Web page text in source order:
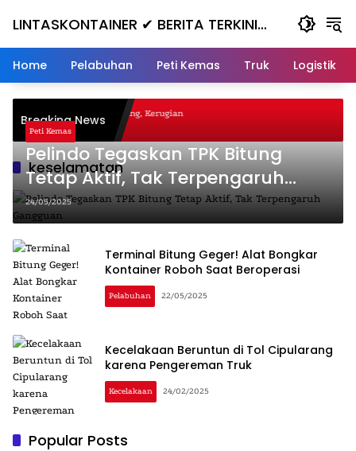
LINTASKONTAINER ✔ BERITA TERKINI
KONTAINER TERBARU HARI INI
Home Pelabuhan Peti Kemas Truk Logistik
Breaking News
Nanjak, Masuk ke Jurang, Kerugian
keselamatan
Peti Kemas
Pelindo Tegaskan TPK Bitung
Tetap Aktif, Tak Terpengaruh
Gangguan
24/05/2025
Terminal Bitung Geger! Alat Bongkar
Kontainer Roboh Saat Beroperasi
Pelabuhan 22/05/2025
Kecelakaan Beruntun di Tol Cipularang
karena Pengereman Truk
Kecelakaan 24/02/2025
Popular Posts